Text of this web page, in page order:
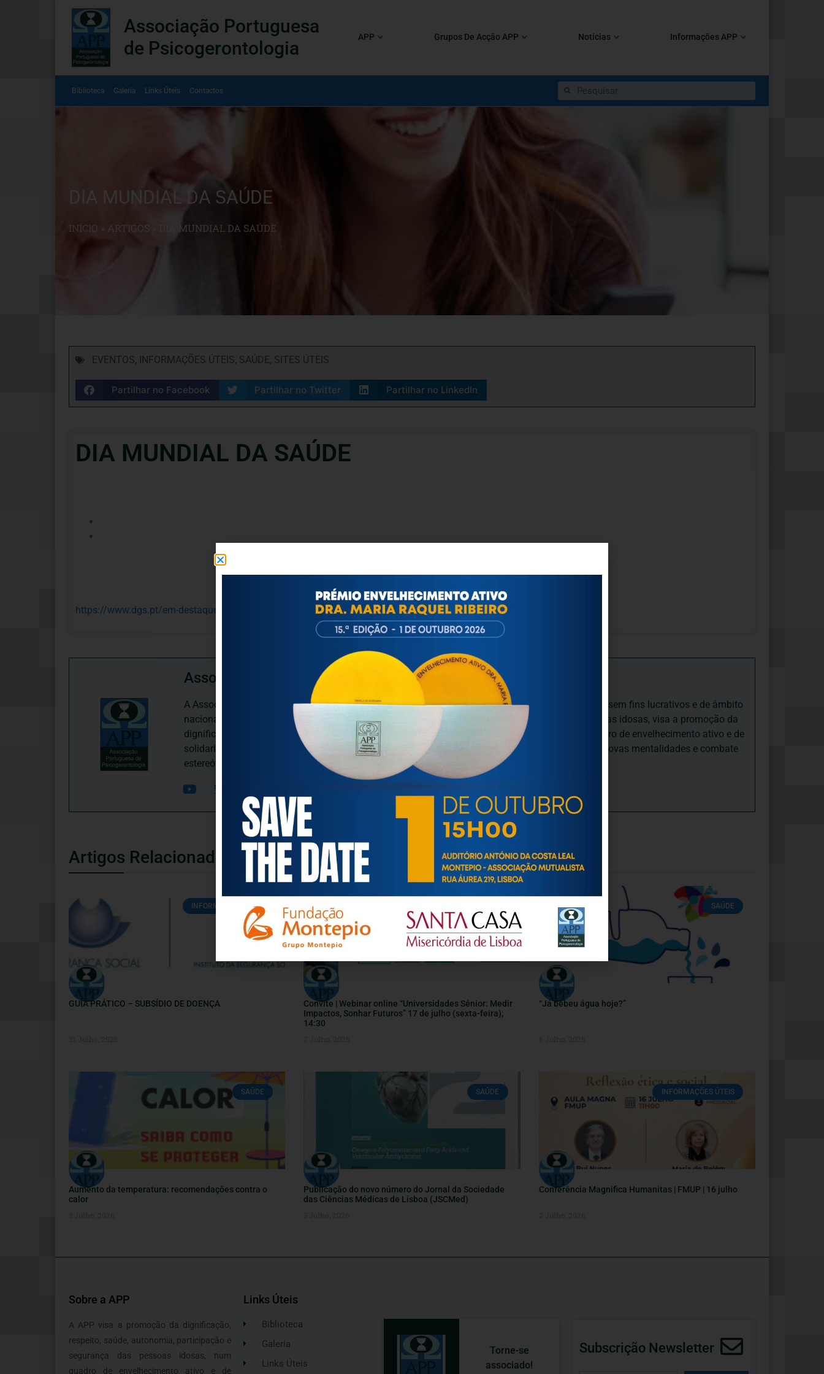
Associação Portuguesa
de Psicogerontologia
APP Grupos De Acção APP Notícias Informações APP
Biblioteca Galeria Links Úteis Contactos
DIA MUNDIAL DA SAÚDE
INÍCIO » ARTIGOS DIA MUNDIAL DA SAÚDE
EVENTOS, INFORMAÇÕES ÚTEIS, SAÚDE, SITES ÚTEIS
Partilhar no Facebook Partilhar no Twitter Partilhar no LinkedIn
DIA MUNDIAL DA SAÚDE
https://www.dgs.pt/em-destaque/dia-mundial-da-saude-2019.aspx
Associação Portuguesa de Psicogerontologia
A Associação Portuguesa de Psicogerontologia-APP, Instituição Particular de Solidariedade Social sem fins lucrativos e de âmbito
nacional, dedica-se às questões biopsicológicas e sociais inerentes ao envelhecimento e às pessoas idosas, visa a promoção da
dignificação, respeito, saúde, autonomia, participação e segurança das pessoas idosas, num quadro de envelhecimento ativo e de
solidariedade intergeracional, e de uma sociedade mais inclusiva para todas as idades, promove novas mentalidades e combate
estereótipos negativos relativamente à idade e ao envelhecimento.
Artigos Relacionados
INFORMAÇÕES ÚTEIS
GUIA PRÁTICO – SUBSÍDIO DE DOENÇA
Convite | Webinar online “Universidades Sénior: Medir
Impactos, Sonhar Futuros” 17 de julho (sexta-feira);
14:30
SAÚDE
“Já bebeu água hoje?”
SAÚDE
Aumento da temperatura: recomendações contra o
calor
SAÚDE
Publicação do novo número do Jornal da Sociedade
das Ciências Médicas de Lisboa (JSCMed)
INFORMAÇÕES ÚTEIS
Conferência Magnifica Humanitas | FMUP | 16 julho
Sobre a APP
A APP visa a promoção da dignificação,
respeito, saúde, autonomia, participação e
segurança das pessoas idosas, num
quadro de envelhecimento ativo e de
Links Úteis
Biblioteca
Galeria
Links Úteis
Torne-se
associado!
Subscrição Newsletter